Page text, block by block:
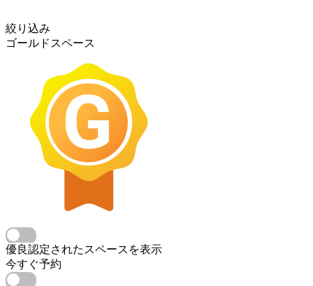
絞り込み
ゴールドスペース
優良認定されたスペースを表示
今すぐ予約